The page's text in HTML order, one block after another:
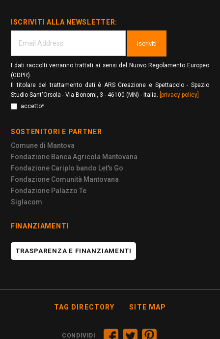
ISCRIVITI ALLA NEWSLETTER:
Iscriviti
I dati raccolti verranno trattati ai sensi del Nuovo Regolamento Europeo
(GDPR).
Il titolare del trattamento dati è ARS Creazione e Spettacolo - Spazio
Studio Sant'Orsola - Via Bonomi, 3 - 46100 (MN) - Italia.
[privacy policy]
accetto*
SOSTENITORI E PARTNER
Comune di Mantova
Fondazione Banca Agricola Mantovana
Fondazione Cariplo bando Let's Go
Fondazione Comunità Mantovana
Fondazione Palazzo Te
Siglacom
FINANZIAMENTI
TRASPARENZA E FINANZIAMENTI
TAG DIRECTORY SITE MAP
CONDIVIDI